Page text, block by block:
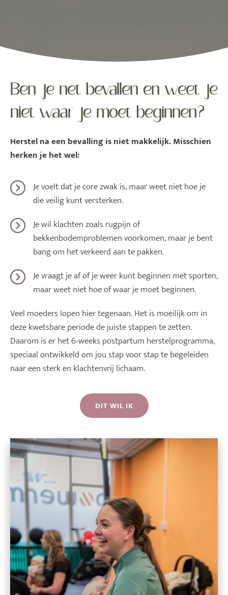
Ben je net bevallen en weet je
niet waar je moet beginnen?
Herstel na een bevalling is niet makkelijk. Misschien
herken je het wel:
Je voelt dat je core zwak is, maar weet niet hoe je
die veilig kunt versterken.
Je wil klachten zoals rugpijn of
bekkenbodemproblemen voorkomen, maar je bent
bang om het verkeerd aan te pakken.
Je vraagt je af of je weer kunt beginnen met sporten,
maar weet niet hoe of waar je moet beginnen.
Veel moeders lopen hier tegenaan. Het is moeilijk om in
deze kwetsbare periode de juiste stappen te zetten.
Daarom is er het 6-weeks postpartum herstelprogramma,
speciaal ontwikkeld om jou stap voor stap te begeleiden
naar een sterk en klachtenvrij lichaam.
DIT WIL IK